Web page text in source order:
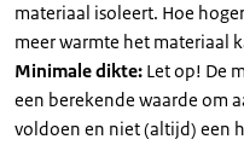
materiaal isoleert. Hoe
meer warmte het materiaal
Minimale dikte: Let op! De
een berekende waarde om
voldoen en niet (altijd) een